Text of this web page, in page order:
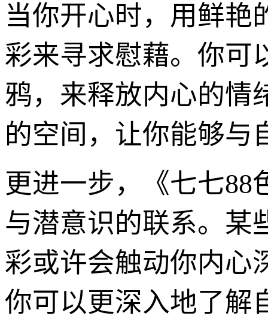
当你开心时，用鲜艳
彩来寻求慰藉。你可
鸦，来释放内心的情
的空间，让你能够与
更进一步，《七七88
与潜意识的联系。某
彩或许会触动你内心
你可以更深入地了解